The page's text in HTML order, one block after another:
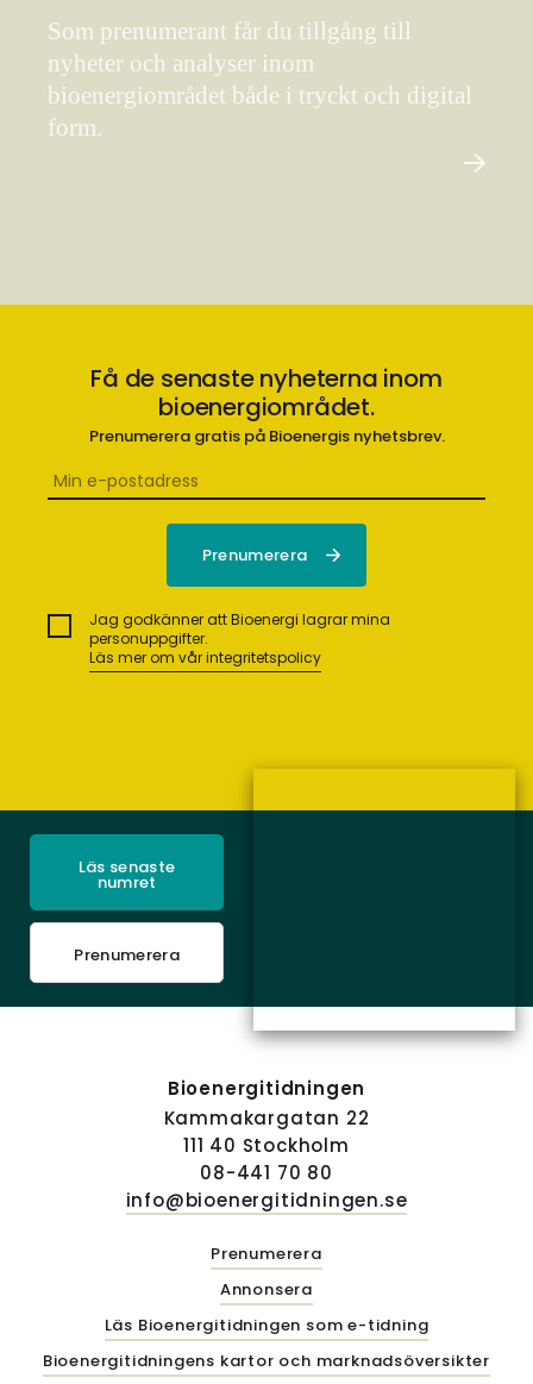
Som prenumerant får du tillgång till
nyheter och analyser inom
bioenergiområdet både i tryckt och digital
form.
Få de senaste nyheterna inom
bioenergiområdet.
Prenumerera gratis på Bioenergis nyhetsbrev.
Jag godkänner att Bioenergi lagrar mina
personuppgifter.
Läs mer om vår integritetspolicy
Läs senaste
numret
Prenumerera
Bioenergitidningen
Kammakargatan 22
111 40 Stockholm
08-441 70 80
info@bioenergitidningen.se
Prenumerera
Annonsera
Läs Bioenergitidningen som e-tidning
Bioenergitidningens kartor och marknadsöversikter